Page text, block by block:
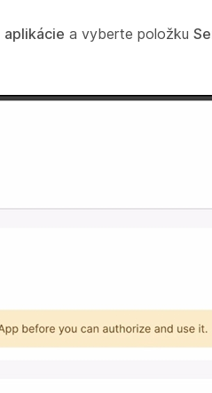
aplikácie a vyberte položku